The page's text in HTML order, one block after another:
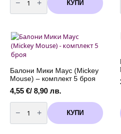
Топер
за
-
Мики
Маус
(Mickey
Mouse)
КУПИ
Балони Мики Маус (Mickey
Mouse) – комплект 5 броя
4,55 €/ 8,90 лв.
количество
за
Балони
Мики
КУПИ